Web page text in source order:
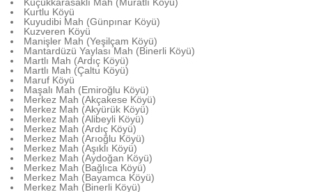
Kurtlu Köyü
Kuyudibi Mah (Günpınar Köyü)
Kuzveren Köyü
Manişler Mah (Yeşilçam Köyü)
Mantardüzü Yaylası Mah (Binerli Köyü)
Martlı Mah (Ardıç Köyü)
Martlı Mah (Çaltu Köyü)
Maruf Köyü
Maşalı Mah (Emiroğlu Köyü)
Merkez Mah (Akçakese Köyü)
Merkez Mah (Akyürük Köyü)
Merkez Mah (Alibeyli Köyü)
Merkez Mah (Ardıç Köyü)
Merkez Mah (Arıoğlu Köyü)
Merkez Mah (Aşıklı Köyü)
Merkez Mah (Aydoğan Köyü)
Merkez Mah (Bağlıca Köyü)
Merkez Mah (Bayamca Köyü)
Merkez Mah (Binerli Köyü)